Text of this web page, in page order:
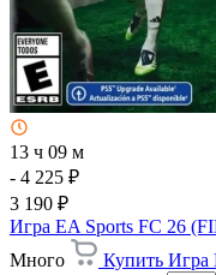
13 ч 09 м
- 4 225 ₽
3 190 ₽
Игра EA Sports FC 26
Много
Купить Игра